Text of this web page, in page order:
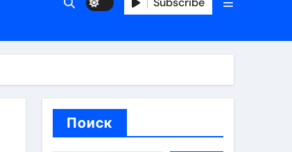
планированию поездки
Поиск